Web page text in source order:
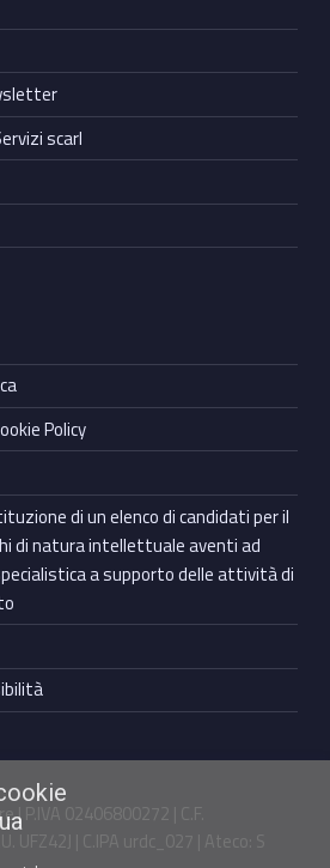
scarl
Policy
di un elenco di candidati per il
di natura intellettuale aventi ad
a supporto delle attività di
| P.IVA 02406800272 | C.F.
UFZ42J | C.IPA urdc_027 | Ateco: S